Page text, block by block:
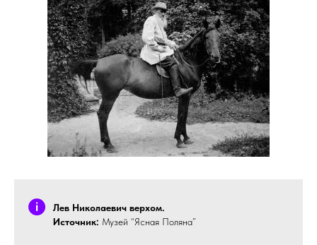
Лев Николаевич верхом.
Источник: Музей “Ясная Поляна”